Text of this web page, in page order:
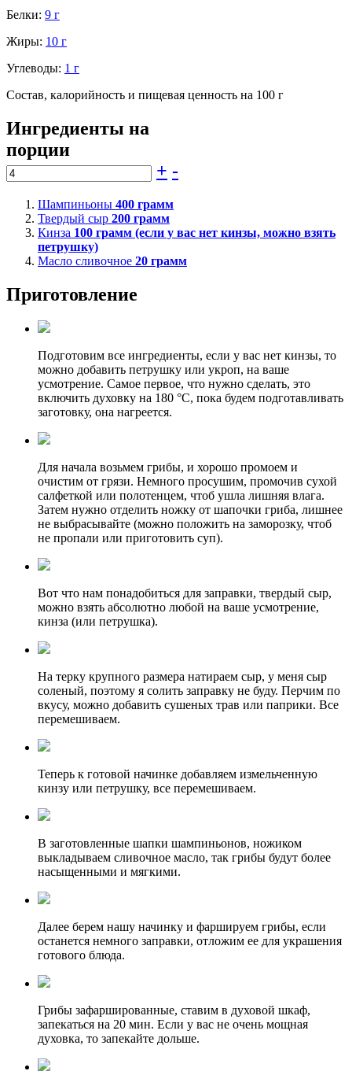
Белки: 9 г
Жиры: 10 г
Углеводы: 1 г
Состав, калорийность и пищевая ценность на 100 г
Ингредиенты на
порции
+ -
Шампиньоны 400 грамм
Твердый сыр 200 грамм
Кинза 100 грамм (если у вас нет кинзы, можно взять
петрушку)
Масло сливочное 20 грамм
Приготовление
Подготовим все ингредиенты, если у вас нет кинзы, то
можно добавить петрушку или укроп, на ваше
усмотрение. Самое первое, что нужно сделать, это
включить духовку на 180 °C, пока будем подготавливать
заготовку, она нагреется.
Для начала возьмем грибы, и хорошо промоем и
очистим от грязи. Немного просушим, промочив сухой
салфеткой или полотенцем, чтоб ушла лишняя влага.
Затем нужно отделить ножку от шапочки гриба, лишнее
не выбрасывайте (можно положить на заморозку, чтоб
не пропали или приготовить суп).
Вот что нам понадобиться для заправки, твердый сыр,
можно взять абсолютно любой на ваше усмотрение,
кинза (или петрушка).
На терку крупного размера натираем сыр, у меня сыр
соленый, поэтому я солить заправку не буду. Перчим по
вкусу, можно добавить сушеных трав или паприки. Все
перемешиваем.
Теперь к готовой начинке добавляем измельченную
кинзу или петрушку, все перемешиваем.
В заготовленные шапки шампиньонов, ножиком
выкладываем сливочное масло, так грибы будут более
насыщенными и мягкими.
Далее берем нашу начинку и фаршируем грибы, если
останется немного заправки, отложим ее для украшения
готового блюда.
Грибы зафаршированные, ставим в духовой шкаф,
запекаться на 20 мин. Если у вас не очень мощная
духовка, то запекайте дольше.